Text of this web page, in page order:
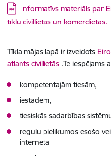
Lejupielādēt:
Informatīvs materiāls par
tīklu civillietās un komerclietās.
Tīkla mājas lapā ir izveidots
atlants civillietās .Te iespējams
kompetentajām tiesām,
iestādēm,
tiesiskās sadarbības
regulu pielikumos esošo
internetā